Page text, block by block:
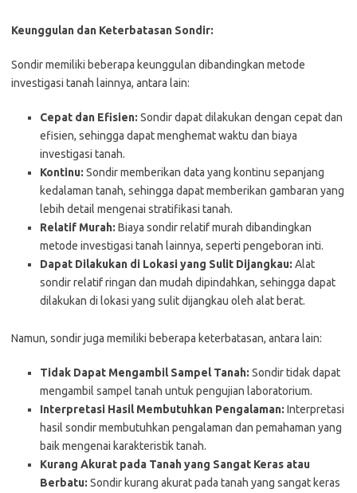
Keunggulan dan Keterbatasan Sondir:
Sondir memiliki beberapa keunggulan dibandingkan metode
investigasi tanah lainnya, antara lain:
Cepat dan Efisien: Sondir dapat dilakukan dengan cepat dan
efisien, sehingga dapat menghemat waktu dan biaya
investigasi tanah.
Kontinu: Sondir memberikan data yang kontinu sepanjang
kedalaman tanah, sehingga dapat memberikan gambaran yang
lebih detail mengenai stratifikasi tanah.
Relatif Murah: Biaya sondir relatif murah dibandingkan
metode investigasi tanah lainnya, seperti pengeboran inti.
Dapat Dilakukan di Lokasi yang Sulit Dijangkau: Alat
sondir relatif ringan dan mudah dipindahkan, sehingga dapat
dilakukan di lokasi yang sulit dijangkau oleh alat berat.
Namun, sondir juga memiliki beberapa keterbatasan, antara lain:
Tidak Dapat Mengambil Sampel Tanah: Sondir tidak dapat
mengambil sampel tanah untuk pengujian laboratorium.
Interpretasi Hasil Membutuhkan Pengalaman: Interpretasi
hasil sondir membutuhkan pengalaman dan pemahaman yang
baik mengenai karakteristik tanah.
Kurang Akurat pada Tanah yang Sangat Keras atau
Berbatu: Sondir kurang akurat pada tanah yang sangat keras